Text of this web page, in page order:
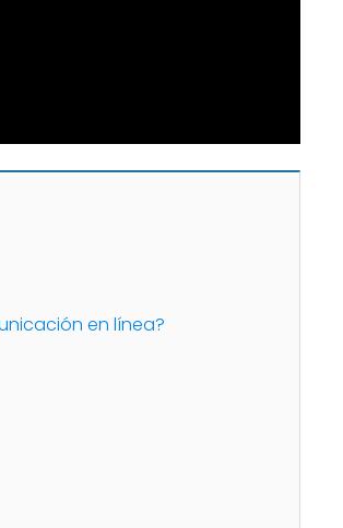
en línea?